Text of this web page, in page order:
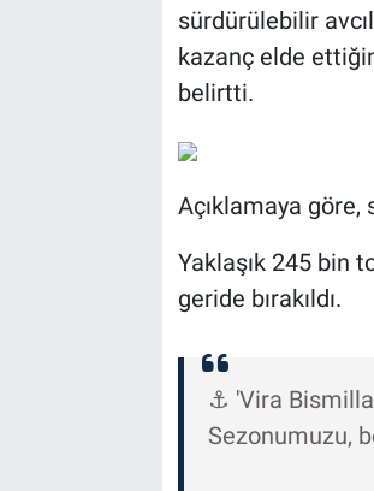
sürdürülebilir
kazanç elde
belirtti.
Açıklamaya göre,
Yaklaşık 245 bin
geride bırakıldı.
⚓️ 'Vira
Sezonumuzu,